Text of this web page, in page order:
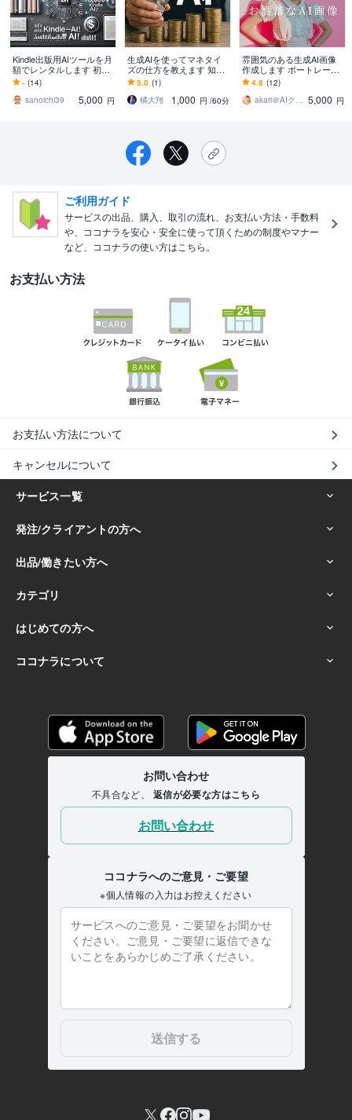
Kindle出版用AIツールを月
額でレンタルします 初期
費用ゼロでKindle出版を始
めたい方に！
- (14)
sanoichi39
5,000 円
生成AIを使ってマネタイ
ズの仕方を教えます 知識
をコンテンツに、経験を
資産に。
5.0 (1)
橘大翔
1,000 円 /60分
雰囲気のある生成AI画像
作成します ポートレート
風の画像生成AIを提供し
ます
4.8 (12)
akari＠AIクリエーター 5,000 円
ご利用ガイド
サービスの出品、購入、取引の流れ、お支払い方法・手数料
や、ココナラを安心・安全に使って頂くための制度やマナー
など、ココナラの使い方はこちら。
お支払い方法
お支払い方法について
キャンセルについて